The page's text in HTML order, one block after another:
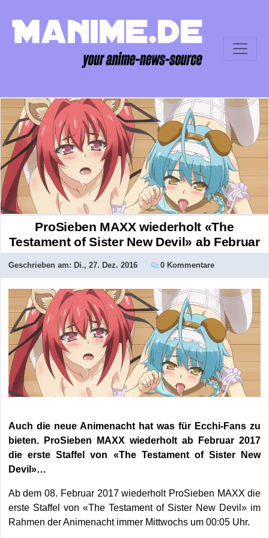
ProSieben MAXX wiederholt «The
Testament of Sister New Devil» ab Februar
Geschrieben am: Di., 27. Dez. 2016 0 Kommentare
Auch die neue Animenacht hat was für Ecchi-Fans zu
bieten. ProSieben MAXX wiederholt ab Februar 2017
die erste Staffel von «The Testament of Sister New
Devil»…
Ab dem 08. Februar 2017 wiederholt ProSieben MAXX die
erste Staffel von «The Testament of Sister New Devil» im
Rahmen der Animenacht immer Mittwochs um 00:05 Uhr.